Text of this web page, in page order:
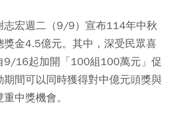
志宏週二（9/9）宣布114年中秋
獎金4.5億元。其中，深受民眾喜
9/16起加開「100組100萬元」促
間可以同時獲得對中億元頭獎與
中獎機會。